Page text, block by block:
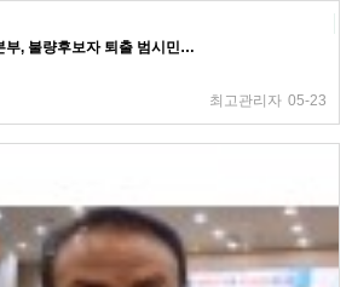
부, 불량후보자 퇴출 범시민…
최고관리자 05-23